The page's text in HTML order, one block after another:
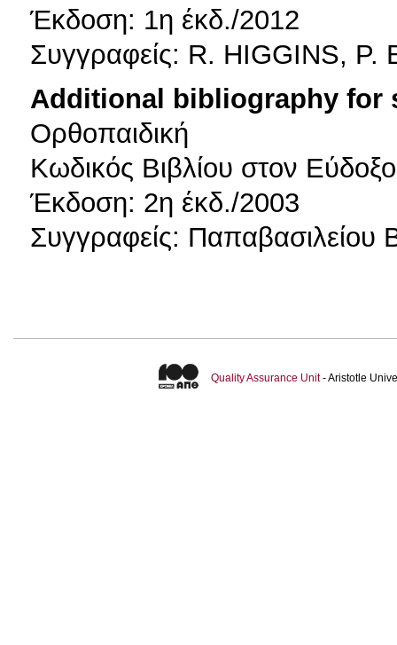
Έκδοση: 1η έκδ./2012
Συγγραφείς: R. HIGGINS,
Additional bibliography for
Ορθοπαιδική
Κωδικός Βιβλίου στον
Έκδοση: 2η έκδ./2003
Συγγραφείς: Παπαβασιλείου
Quality Assurance Unit- Aristotle